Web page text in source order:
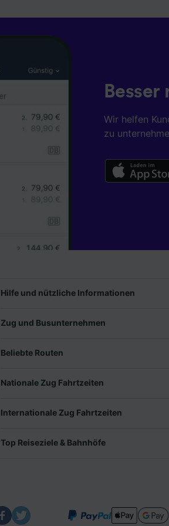
Wir helfen
zu
Hilfe und nützliche Informationen
Zug und Busunternehmen
Beliebte Routen
Nationale Zug Fahrtzeiten
Internationale Zug Fahrtzeiten
Top Reiseziele & Bahnhöfe